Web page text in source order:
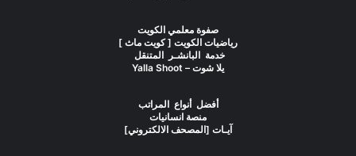
صفوة معلمي الكويت
رياضيات الكويت [ كويت ماث ]
خدمة البانشـر المتنقل
يلا شوت – Yalla Shoot
أفضل أنواع المراتب
منصة انسانيات
آيـات [المصحف الالكتروني]